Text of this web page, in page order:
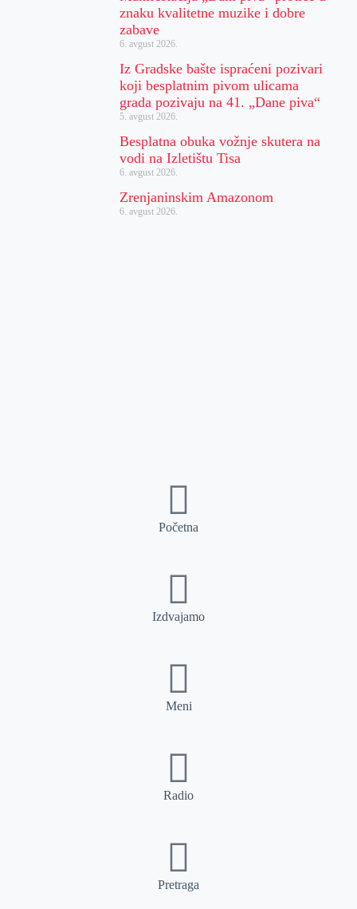
znaku kvalitetne muzike i dobre
zabave
6. avgust 2026.
Iz Gradske bašte ispraćeni pozivari
koji besplatnim pivom ulicama
grada pozivaju na 41. „Dane piva“
5. avgust 2026.
Besplatna obuka vožnje skutera na
vodi na Izletištu Tisa
6. avgust 2026.
Zrenjaninskim Amazonom
6. avgust 2026.
Početna
Izdvajamo
Meni
Radio
Pretraga